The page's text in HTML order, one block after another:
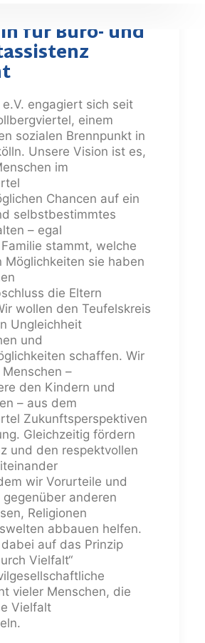
für Büro- und
e.V. engagiert sich seit
einem
sozialen Brennpunkt in
Unsere Vision ist es,
im
Chancen auf ein
selbstbestimmtes
– egal
stammt, welche
Möglichkeiten sie haben
die Eltern
wollen den Teufelskreis
Ungleichheit
und
schaffen. Wir
–
den Kindern und
– aus dem
Zukunftsperspektiven
Gleichzeitig fördern
und den respektvollen
wir Vorurteile und
gegenüber anderen
Religionen
abbauen helfen.
auf das Prinzip
Vielfalt“
vieler Menschen, die
Vielfalt